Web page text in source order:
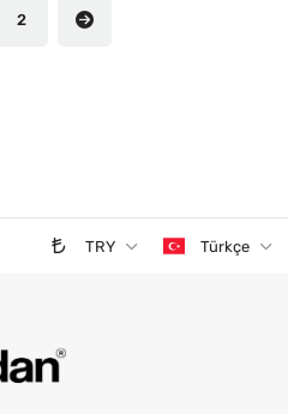
2
TRY Türkçe